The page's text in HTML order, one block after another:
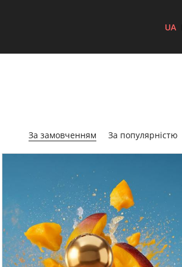
UA
За замовченням За популярністю